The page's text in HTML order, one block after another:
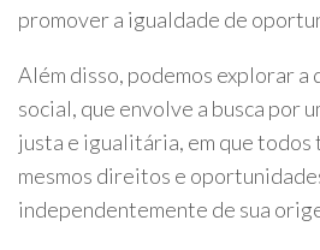
promover a igualdade de
Além disso, podemos explorar a
social, que envolve a busca por
justa e igualitária, em que todos
mesmos direitos e
independentemente de sua